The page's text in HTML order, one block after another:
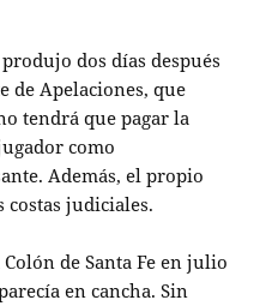
dos días después
de Apelaciones, que
tendrá que pagar la
como
Además, el propio
costas judiciales.
de Santa Fe en julio
en cancha. Sin